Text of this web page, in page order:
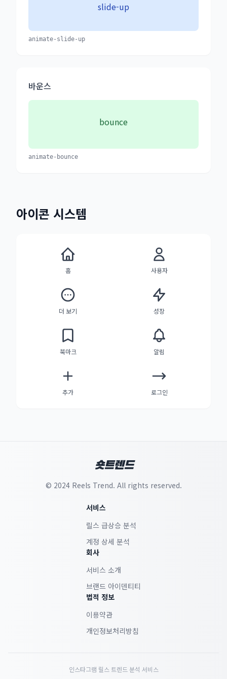
slide-up
animate-slide-up
바운스
bounce
animate-bounce
아이콘 시스템
홈 사용자
더 보기 성장
북마크 알림
추가 로그인
숏트렌드
© 2024 Reels Trend. All rights reserved.
서비스
릴스 급상승 분석
계정 상세 분석
회사
서비스 소개
브랜드 아이덴티티
법적 정보
이용약관
개인정보처리방침
인스타그램 릴스 트렌드 분석 서비스